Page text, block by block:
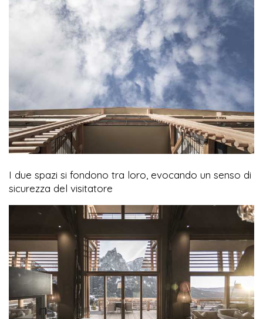
I due spazi si fondono tra loro, evocando un senso di
sicurezza del visitatore